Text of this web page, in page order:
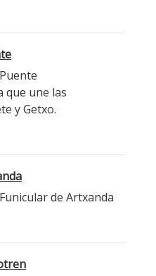
que une las
y Getxo.
de Artxanda